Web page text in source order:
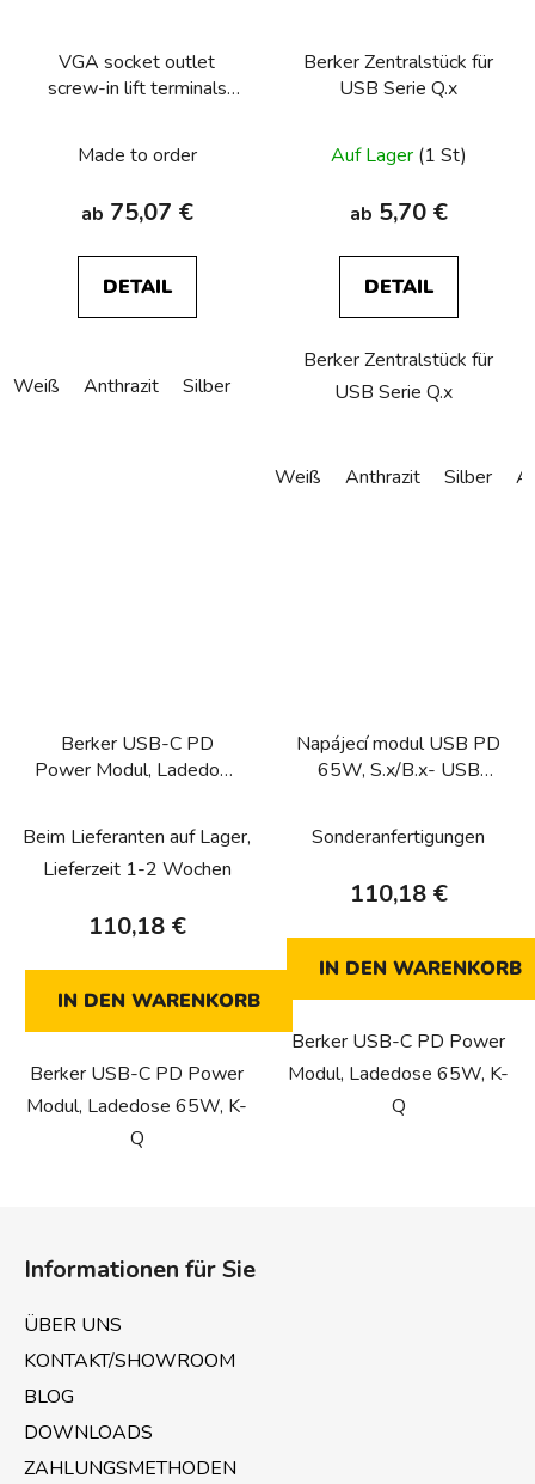
VGA socket outlet
screw-in lift terminals
Made to order
ab 75,07 €
DETAIL
Weiß Anthrazit Silber
Berker Zentralstück für
USB Serie Q.x
Auf Lager (1 St)
ab 5,70 €
DETAIL
Berker Zentralstück für
USB Serie Q.x
Weiß Anthrazit Silber
Berker USB-C PD
Power Modul, Ladedose
Beim Lieferanten auf Lager,
Lieferzeit 1-2 Wochen
110,18 €
IN DEN WARENKORB
Berker USB-C PD Power
Modul, Ladedose 65W, K-
Q
Napájecí modul USB PD
65W, S.x/B.x- USB
Sonderanfertigungen
110,18 €
IN DEN WARENKORB
Berker USB-C PD Power
Modul, Ladedose 65W, K-
Q
Informationen für Sie
ÜBER UNS
KONTAKT/SHOWROOM
BLOG
DOWNLOADS
ZAHLUNGSMETHODEN